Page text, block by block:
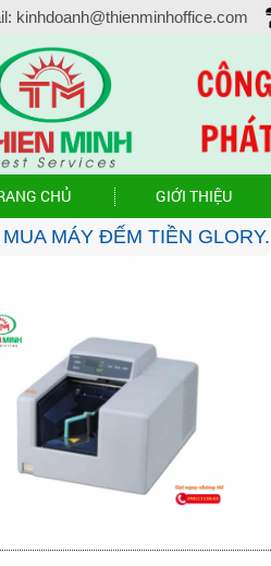
kinhdoanh@thienminhoffice.com
CHỦ GIỚI THIỆU
MUA MÁY ĐẾM TIỀN GLORY.